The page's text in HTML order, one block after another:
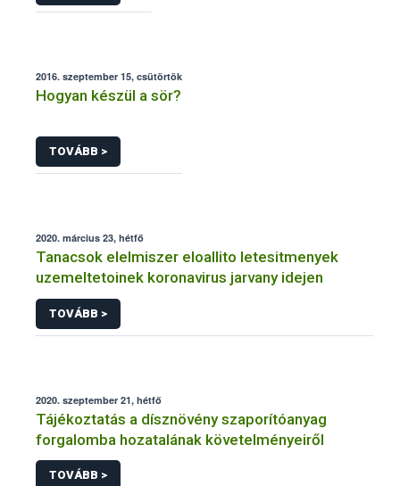
2016. szeptember 15, csütörtök
Hogyan készül a sör?
TOVÁBB >
2020. március 23, hétfő
Tanacsok elelmiszer eloallito letesitmenyek
uzemeltetoinek koronavirus jarvany idejen
TOVÁBB >
2020. szeptember 21, hétfő
Tájékoztatás a dísznövény szaporítóanyag
forgalomba hozatalának követelményeiről
TOVÁBB >